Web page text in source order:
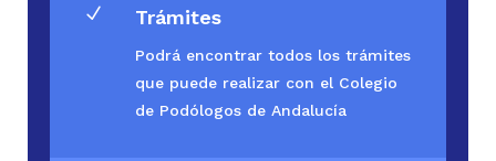
N Trámites
Podrá encontrar todos los trámites
que puede realizar con el Colegio
de Podólogos de Andalucía